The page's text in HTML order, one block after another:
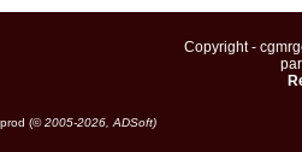
Copyright -
(©2005-2026, ADSoft)